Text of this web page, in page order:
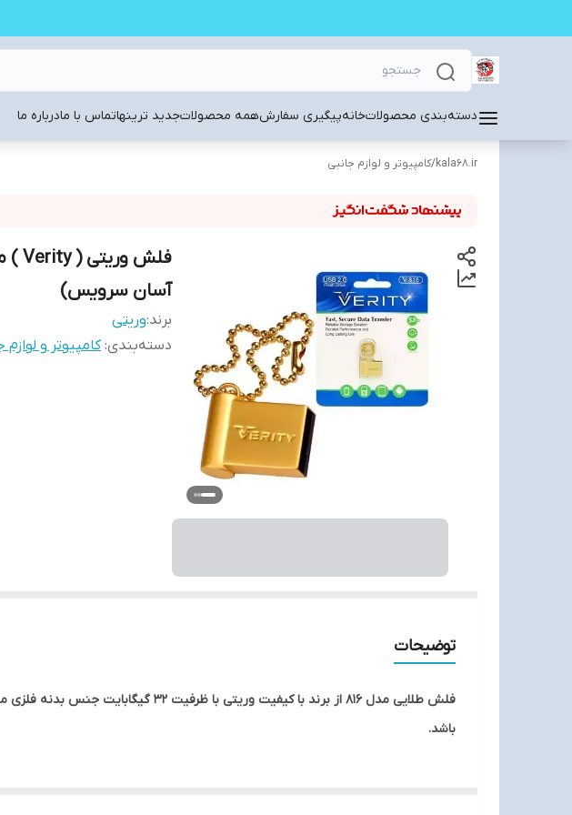
دسته‌بندی محصولاتخانهپیگیری سفارشهمه محصولاتجدید ترینهاتماس با مادرباره ما
kala68.ir
/کامپیوتر و لوازم جانبی
آسان سرویس)
برند:وریتی
دسته‌بندی:کامپیوتر و لوازم
توضیحات
فلش طلایی مدل 816 از برند با کیفیت
باشد.